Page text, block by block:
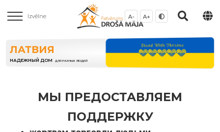
Izvēlne A- A+
ЛАТВИЯ
НАДЕЖНЫЙ ДОМ ДЛЯ РАЗНЫХ ЛЮДЕЙ
МЫ ПРЕДОСТАВЛЯЕМ
ПОДДЕРЖКУ